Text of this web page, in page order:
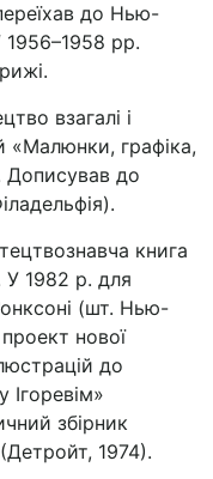
до Нью-
рр.
взагалі і
«Малюнки, графіка,
Дописував до
книга
1982 р. для
(шт. Нью-
нової
до
збірник
1974).